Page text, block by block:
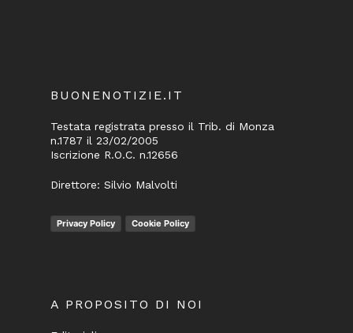
BUONENOTIZIE.IT
Testata registrata presso il Trib. di Monza
n.1787 il 23/02/2005
Iscrizione R.O.C. n.12656
Direttore: Silvio Malvolti
Privacy Policy Cookie Policy
A PROPOSITO DI NOI